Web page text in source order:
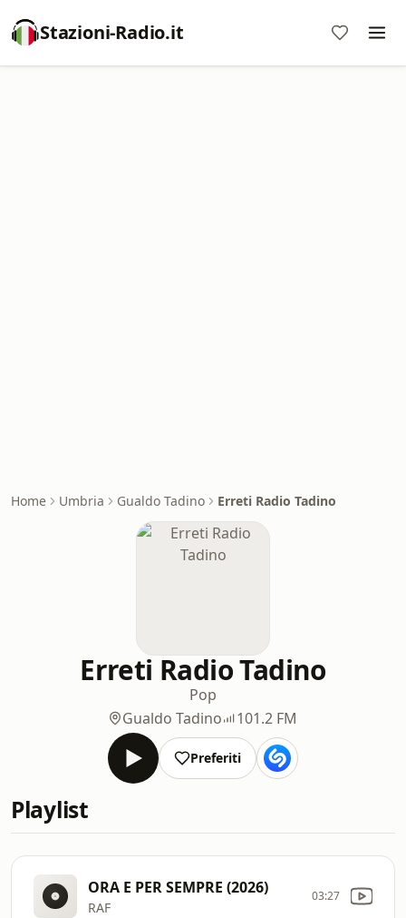
Stazioni-Radio.it
Home Umbria Gualdo Tadino Erreti Radio Tadino
Erreti Radio Tadino
Pop
Gualdo Tadino
101.2 FM
Preferiti
Playlist
ORA E PER SEMPRE (2026)
RAF
03:27